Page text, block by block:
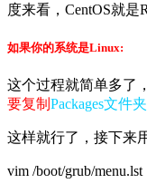
度来看，CentOS就是
如果你的系统是Linux:
这个过程就简单多了
要复制 Packages文件
这样就行了，接下来
vim /boot/grub/